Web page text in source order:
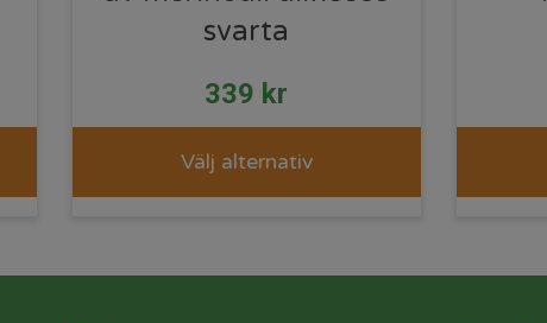
svarta
339 kr
Välj alternativ